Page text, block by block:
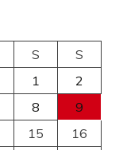
S
S
1
2
8
9
15
16